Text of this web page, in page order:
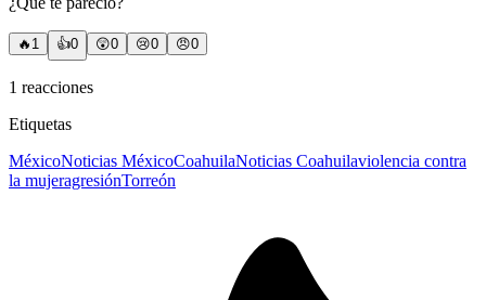
🔥 1 👍0 😲0 😢0 😠0
1 reacciones
Etiquetas
MéxicoNoticias MéxicoCoahuilaNoticias Coahuilaviolencia contra
la mujeragresiónTorreón